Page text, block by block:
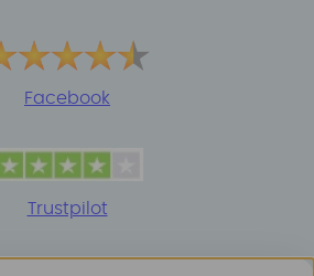
Facebook
Trustpilot